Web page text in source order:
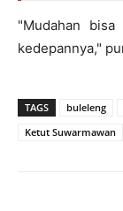
"Mudahan
kedepannya,"
TAGS buleleng
Ketut Suwarmawan